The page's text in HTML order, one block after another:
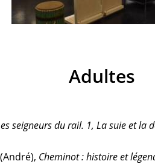
Adultes
seigneurs du rail. 1, La suie et la
Cheminot : histoire et